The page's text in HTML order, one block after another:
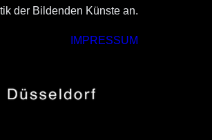
der Bildenden Künste an.
IMPRESSUM